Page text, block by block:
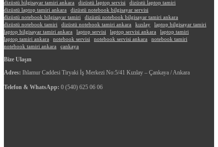
dizüstü bilgisayar tamiri ankara dizüstü laptop servisi
dizüstü laptop tamiri
dizüstü laptop tamiri ankara
dizüstü notebook bilgisayar servisi
dizüstü notebook bilgisayar tamiri
dizüstü notebook bilgisayar tamiri ankara
dizüstü notebook tamiri
dizüstü notebook tamiri ankara kızılay
laptop bilgisayar tamiri
laptop bilgisayar tamiri ankara
laptop servisi laptop servisi ankara
laptop tamiri
laptop tamiri ankara
notebook servisi notebook servisi ankara
notebook tamiri
notebook tamiri ankara
çankaya
Bize Ulaşın
Adres: Ihlamur Caddesi Tiryaki İş Merkezi No:5/41 Kızılay – Çankaya / Ankara
Telefon & WhatsApp: 0 (540) 625 06 06